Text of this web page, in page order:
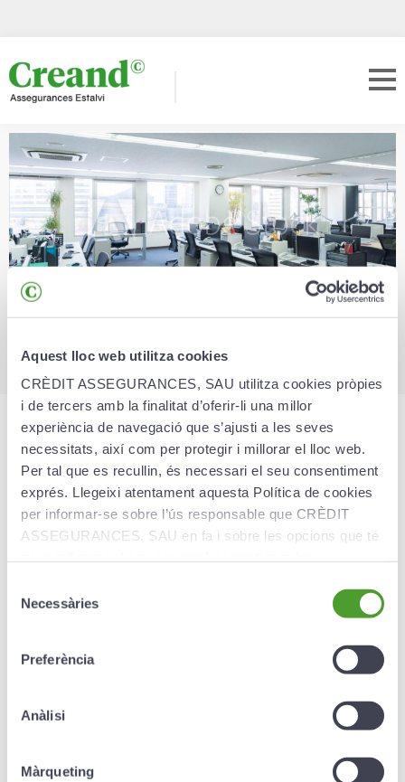
Aquest lloc web utilitza cookies
CRÈDIT ASSEGURANCES, SAU utilitza cookies pròpies
i de tercers amb la finalitat d’oferir-li una millor
experiència de navegació que s’ajusti a les seves
necessitats, així com per protegir i millorar el lloc web.
Per tal que es recullin, és necessari el seu consentiment
exprés. Llegeixi atentament aquesta Política de cookies
per informar-se sobre l’ús responsable que CRÈDIT
ASSEGURANCES, SAU en fa i sobre les opcions que té
Necessàries
Preferència
Anàlisi
Màrqueting
Où sommes-nous
Creand Assegurances Estalvi
Av. Fiter i Rossell núm. 22
AD700 Escaldes-Engordany
info@creandestalvi.ad
Office Finder